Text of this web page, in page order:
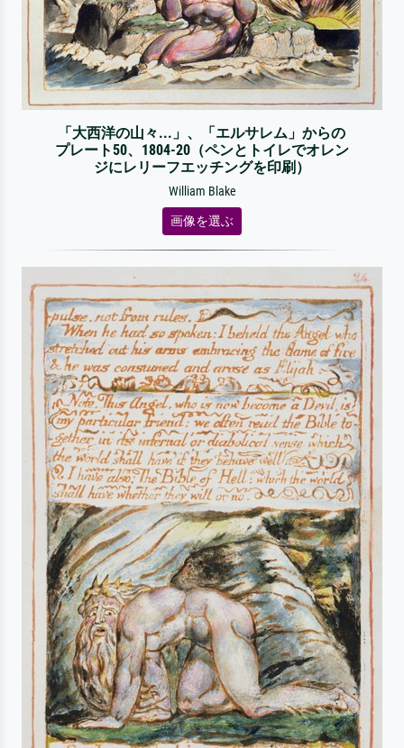
「大西洋の山々...」、「エルサレム」からの
プレート50、1804-20（ペンとトイレでオレン
ジにレリーフエッチングを印刷）
William Blake
画像を選ぶ